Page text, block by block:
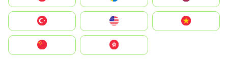
United States
中國香港特別行政區